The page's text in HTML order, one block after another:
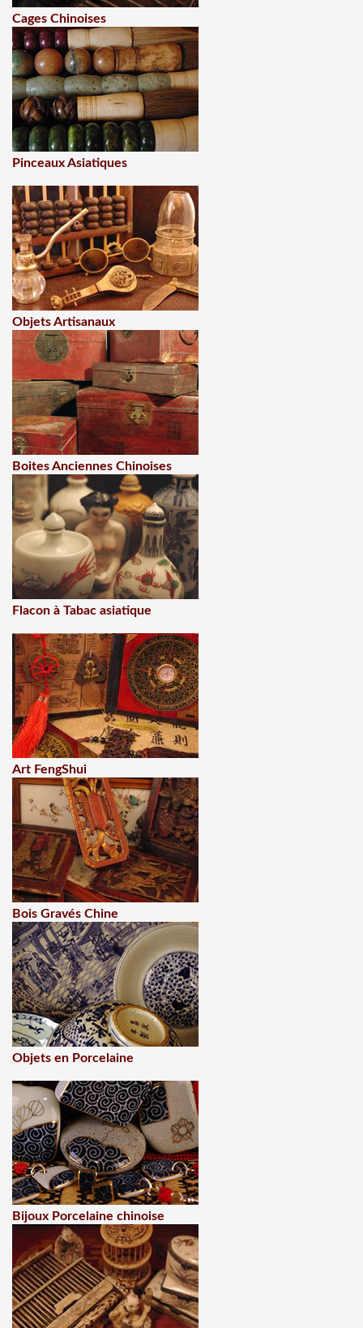
Cages Chinoises
Pinceaux Asiatiques
Objets Artisanaux
Boites Anciennes Chinoises
Flacon à Tabac asiatique
Art FengShui
Bois Gravés Chine
Objets en Porcelaine
Bijoux Porcelaine chinoise